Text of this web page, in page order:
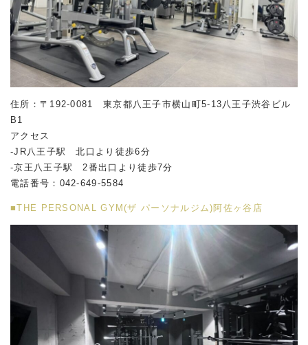
住所：〒192-0081 東京都八王子市横山町5-13八王子渋谷ビル
B1
アクセス
-JR八王子駅 北口より徒歩6分
-京王八王子駅 2番出口より徒歩7分
電話番号：042-649-5584
■THE PERSONAL GYM(ザ パーソナルジム)阿佐ヶ谷店